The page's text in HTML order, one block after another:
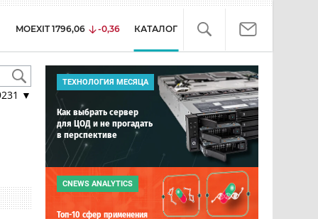
MOEXIT 1796,06 -0,36 КАТАЛОГ
▼
ТЕХНОЛОГИЯ МЕСЯЦА
Как выбрать сервер
для ЦОД и не прогадать
в перспективе
CNEWS ANALYTICS
Топ-10 сфер применения